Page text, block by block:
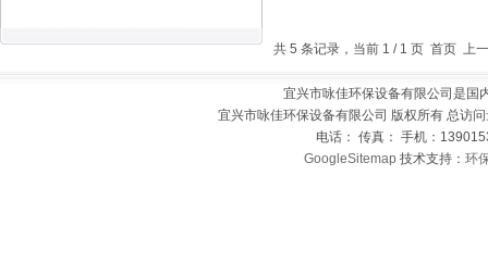
共 5 条记录，当前 1 / 1 页 首页 上
宜兴市咏佳环保设备有限公司是国
宜兴市咏佳环保设备有限公司 版权所有 总访
电话： 传真： 手机：
GoogleSitemap 技术支持：环